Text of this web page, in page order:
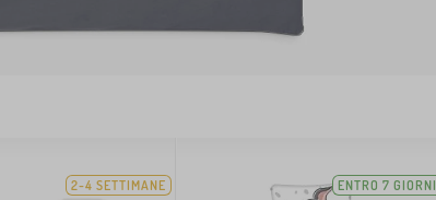
2-4 SETTIMANE ENTRO 7 GIORNI